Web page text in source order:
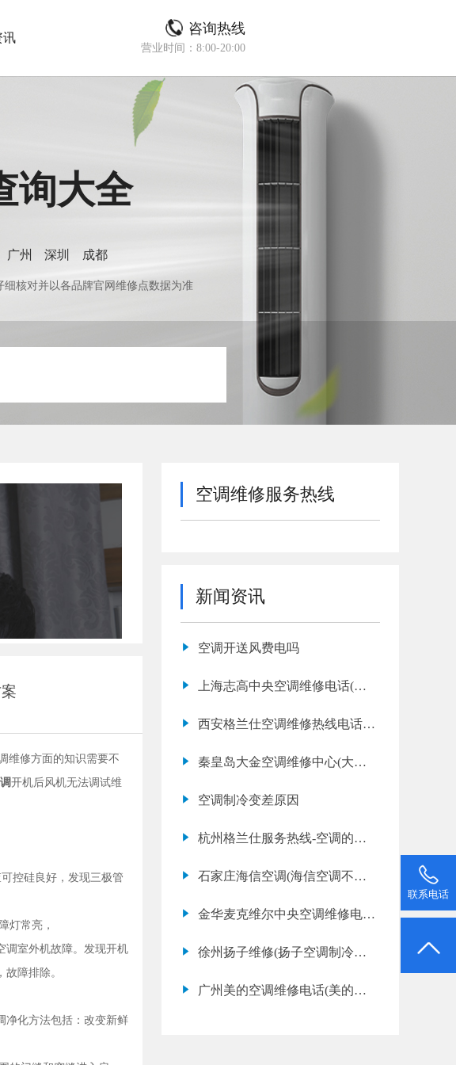
讯
咨询热线
营业时间：8:00-20:00
询大全
广州 深圳 成都
核对并以各品牌官网维修点数据为准
维修方面的知识需要不
开机后风机无法调试维
控硅良好，发现三极管
灯常亮，
调室外机故障。发现开机
障排除。
净化方法包括：改变新鲜
空调维修服务热线
新闻资讯
空调开送风费电吗
上海志高中央空调维修电话(志
西安格兰仕空调维修热线电话
秦皇岛大金空调维修中心(大金
空调制冷变差原因
杭州格兰仕服务热线-空调的故
石家庄海信空调(海信空调不制
金华麦克维尔中央空调维修电话
徐州扬子维修(扬子空调制冷效
广州美的空调维修电话(美的空
联系电话